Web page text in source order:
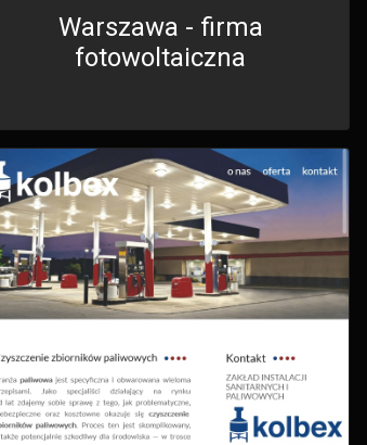
Warszawa - firma
fotowoltaiczna